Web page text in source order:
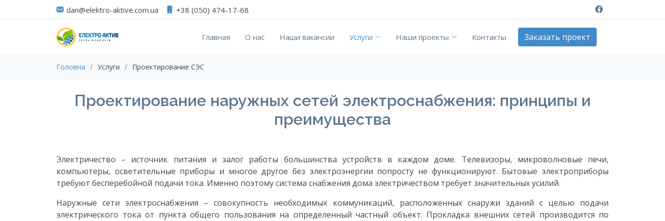
dan@elektro-aktive.com.ua +38 (050) 474-17-68
Главная О нас Наши вакансии Услуги Наши проекты Контакты Заказать проект
Головна Услуги Проектирование СЭС
Проектирование наружных сетей электроснабжения: принципы и
преимущества
Электричество – источник питания и залог работы большинства устройств в каждом доме. Телевизоры, микроволновые печи,
компьютеры, осветительные приборы и многое другое без электроэнергии попросту не функционируют. Бытовые электроприборы
требуют бесперебойной подачи тока. Именно поэтому система снабжения дома электричеством требует значительных усилий.
Наружные сети электроснабжения – совокупность необходимых коммуникаций, расположенных снаружи зданий с целью подачи
электрического тока от пункта общего пользования на определенный частный объект. Прокладка внешних сетей производится по